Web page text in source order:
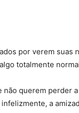
por verem suas
totalmente
querem perder
a